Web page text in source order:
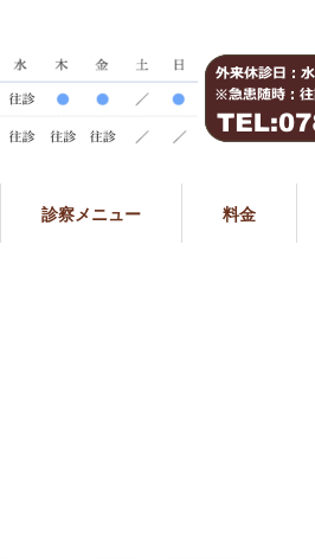
診察メニュー 料金